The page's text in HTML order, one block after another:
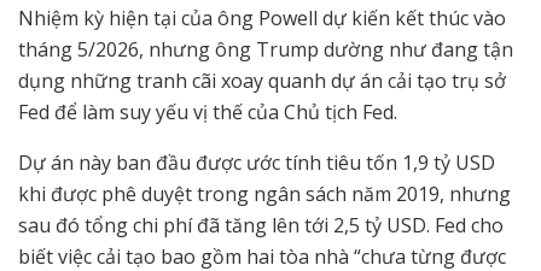
Nhiệm kỳ hiện tại của ông Powell dự kiến kết thúc vào
tháng 5/2026, nhưng ông Trump dường như đang tận
dụng những tranh cãi xoay quanh dự án cải tạo trụ sở
Fed để làm suy yếu vị thế của Chủ tịch Fed.
Dự án này ban đầu được ước tính tiêu tốn 1,9 tỷ USD
khi được phê duyệt trong ngân sách năm 2019, nhưng
sau đó tổng chi phí đã tăng lên tới 2,5 tỷ USD. Fed cho
biết việc cải tạo bao gồm hai tòa nhà “chưa từng được